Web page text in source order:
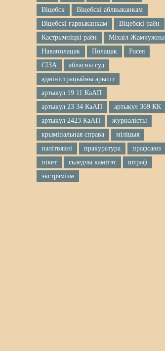
Віцебск
Віцебскі аблвыканкам
Віцебскі гарвыканкам
Віцебскі раён
Кастрычніцкі раён
Міхаіл Жамчужны
Наваполацак
Полацак
Расея
СІЗА
абласны суд
адміністрацыйны арышт
артыкул 19 11 КаАП
артыкул 23 34 КаАП
артыкул 369 КК
артыкул 2423 КаАП
журналісты
крымінальная справа
міліцыя
палітвязні
пракуратура
прафсаюз
пікет
сьледчы камітэт
штраф
экстрэмізм